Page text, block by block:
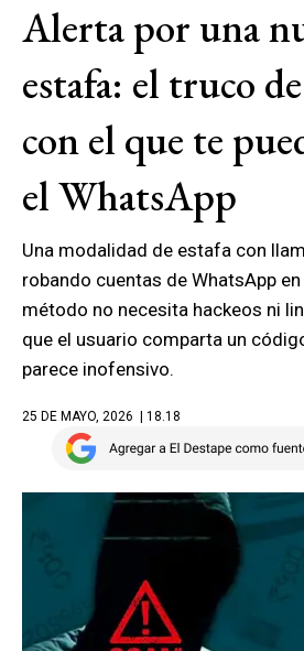
Alerta por una
estafa: el truco
con el que te
el WhatsApp
Una modalidad de estafa con
robando cuentas de WhatsApp
método no necesita hackeos ni
que el usuario comparta un
parece inofensivo.
25 DE MAYO, 2026 | 18.18